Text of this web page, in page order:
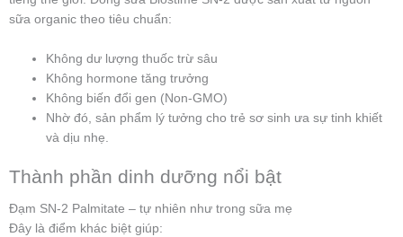
sữa organic theo tiêu chuẩn:
Không dư lượng thuốc trừ sâu
Không hormone tăng trưởng
Không biến đổi gen (Non-GMO)
Nhờ đó, sản phẩm lý tưởng cho trẻ sơ sinh ưa sự tinh khiết
và dịu nhẹ.
Thành phần dinh dưỡng nổi bật
Đạm SN-2 Palmitate – tự nhiên như trong sữa mẹ
Đây là điểm khác biệt giúp: